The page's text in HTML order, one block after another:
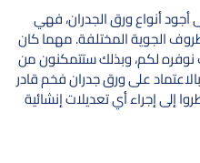
أجود أنواع ورق الجدران، فهي
الجوية المختلفة. مهما كان
لكم، وبذلك ستتمكنون من
على ورق جدران فخم قادر
إلى إجراء أي تعديلات إنشائية